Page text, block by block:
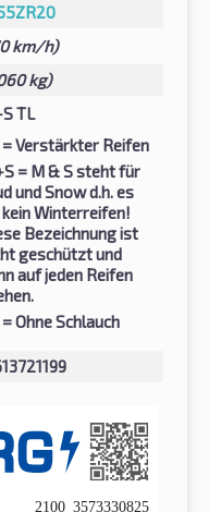
km/h)
kg)
TL
= Verstärkter Reifen
= M & S steht für
und Snow d.h. es
Winterreifen!
Bezeichnung ist
geschützt und
auf jeden Reifen
= Ohne Schlauch